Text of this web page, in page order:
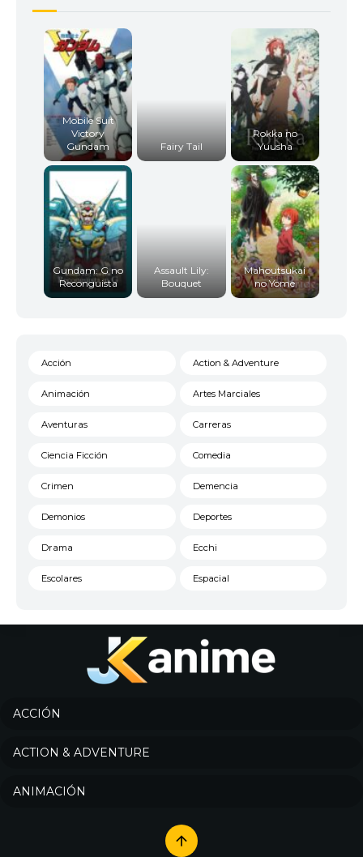
Mobile Suit
Victory
Gundam
Fairy Tail
Rokka no
Yuusha
Gundam: G no
Reconguista
Assault Lily:
Bouquet
Mahoutsukai
no Yome
Acción Action & Adventure
Animación Artes Marciales
Aventuras Carreras
Ciencia Ficción Comedia
Crimen Demencia
Demonios Deportes
Drama Ecchi
Escolares Espacial
Historico
Josei
Música
ACCIÓN
ACTION & ADVENTURE
ANIMACIÓN